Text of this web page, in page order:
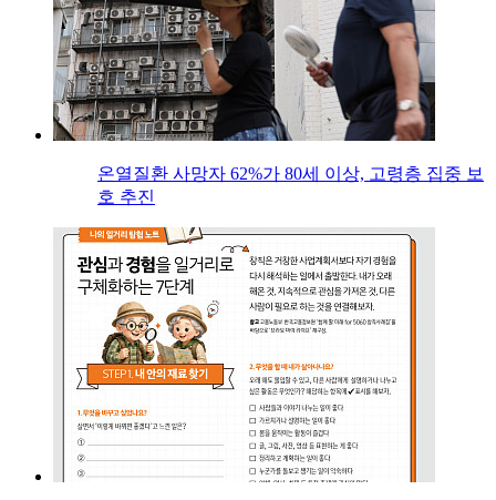
온열질환 사망자 62%가 80세 이상, 고령층 집중 보
호 추진